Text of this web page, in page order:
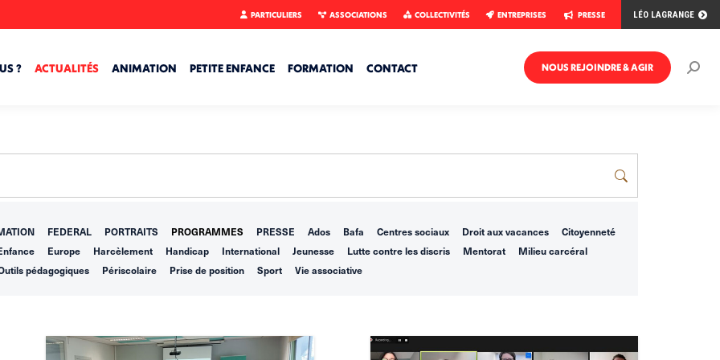
PARTICULIERS ASSOCIATIONS COLLECTIVITÉS ENTREPRISES PRESSE LÉO LAGRANGE
? ACTUALITÉS ANIMATION PETITE ENFANCE FORMATION CONTACT NOUS REJOINDRE & AGIR
FEDERAL PORTRAITS PROGRAMMES PRESSE Ados Bafa Centres sociaux Droit aux vacances
Citoyenneté
Europe Harcèlement Handicap International Jeunesse Lutte contre les discris Mentorat
Milieu carcéral
pédagogiques
Périscolaire Prise de position Sport Vie associative